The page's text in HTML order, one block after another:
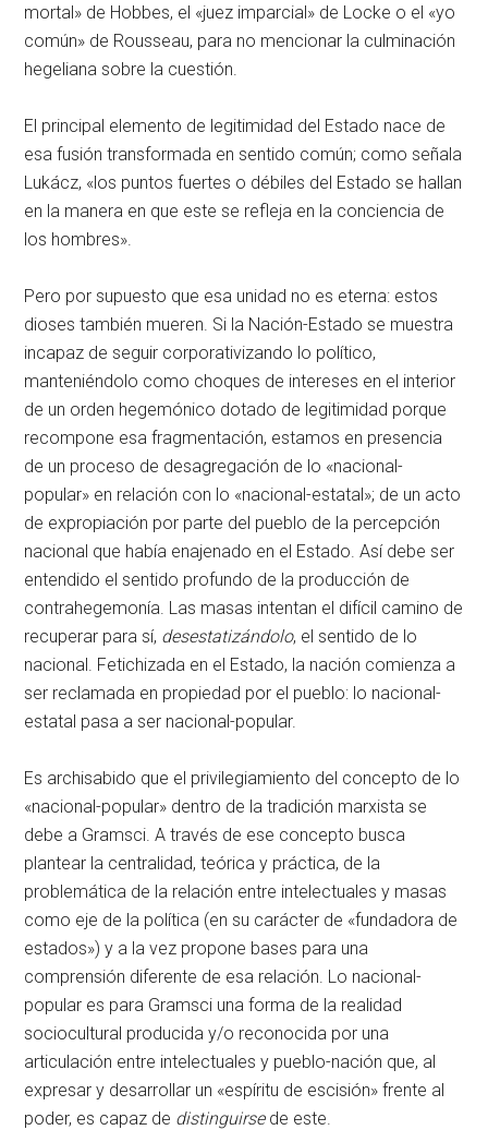
mortal» de Hobbes, el «juez imparcial» de Locke o el «yo
común» de Rousseau, para no mencionar la culminación
hegeliana sobre la cuestión.
El principal elemento de legitimidad del Estado nace de
esa fusión transformada en sentido común; como señala
Lukácz, «los puntos fuertes o débiles del Estado se hallan
en la manera en que este se refleja en la conciencia de
los hombres».
Pero por supuesto que esa unidad no es eterna: estos
dioses también mueren. Si la Nación-Estado se muestra
incapaz de seguir corporativizando lo político,
manteniéndolo como choques de intereses en el interior
de un orden hegemónico dotado de legitimidad porque
recompone esa fragmentación, estamos en presencia
de un proceso de desagregación de lo «nacional-
popular» en relación con lo «nacional-estatal»; de un acto
de expropiación por parte del pueblo de la percepción
nacional que había enajenado en el Estado. Así debe ser
entendido el sentido profundo de la producción de
contrahegemonía. Las masas intentan el difícil camino de
recuperar para sí, desestatizándolo, el sentido de lo
nacional. Fetichizada en el Estado, la nación comienza a
ser reclamada en propiedad por el pueblo: lo nacional-
estatal pasa a ser nacional-popular.
Es archisabido que el privilegiamiento del concepto de lo
«nacional-popular» dentro de la tradición marxista se
debe a Gramsci. A través de ese concepto busca
plantear la centralidad, teórica y práctica, de la
problemática de la relación entre intelectuales y masas
como eje de la política (en su carácter de «fundadora de
estados») y a la vez propone bases para una
comprensión diferente de esa relación. Lo nacional-
popular es para Gramsci una forma de la realidad
sociocultural producida y/o reconocida por una
articulación entre intelectuales y pueblo-nación que, al
expresar y desarrollar un «espíritu de escisión» frente al
poder, es capaz de distinguirse de este.